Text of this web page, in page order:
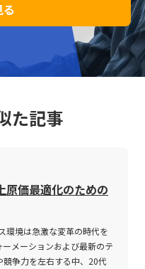
た記事
原価最適化のための
環境は急激な変革の時代を
メーションおよび最新のテ
争力を左右する中、20代